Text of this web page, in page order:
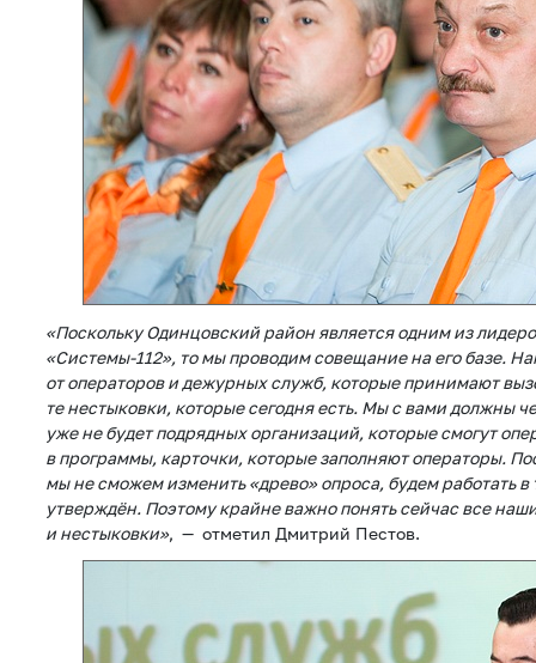
«Поскольку Одинцовский район является одним из
«Системы-112», то мы проводим совещание на его базе.
от операторов и дежурных служб, которые принимают
те нестыковки, которые сегодня есть. Мы с вами должны
уже не будет подрядных организаций, которые смогут
в программы, карточки, которые заполняют операторы.
мы не сможем изменить «древо» опроса, будем работать
утверждён. Поэтому крайне важно понять сейчас все
и нестыковки», — отметил Дмитрий Пестов.